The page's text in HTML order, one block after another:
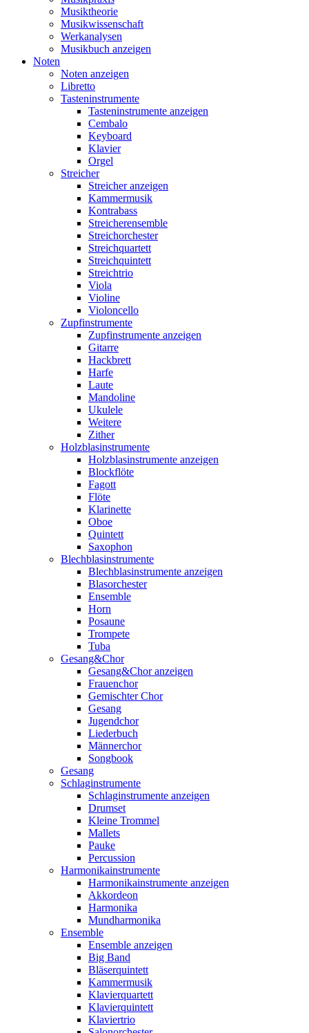
Musiktheorie
Musikwissenschaft
Werkanalysen
Musikbuch anzeigen
Noten
Noten anzeigen
Libretto
Tasteninstrumente
Tasteninstrumente anzeigen
Cembalo
Keyboard
Klavier
Orgel
Streicher
Streicher anzeigen
Kammermusik
Kontrabass
Streicherensemble
Streichorchester
Streichquartett
Streichquintett
Streichtrio
Viola
Violine
Violoncello
Zupfinstrumente
Zupfinstrumente anzeigen
Gitarre
Hackbrett
Harfe
Laute
Mandoline
Ukulele
Weitere
Zither
Holzblasinstrumente
Holzblasinstrumente anzeigen
Blockflöte
Fagott
Flöte
Klarinette
Oboe
Quintett
Saxophon
Blechblasinstrumente
Blechblasinstrumente anzeigen
Blasorchester
Ensemble
Horn
Posaune
Trompete
Tuba
Gesang&Chor
Gesang&Chor anzeigen
Frauenchor
Gemischter Chor
Gesang
Jugendchor
Liederbuch
Männerchor
Songbook
Gesang
Schlaginstrumente
Schlaginstrumente anzeigen
Drumset
Kleine Trommel
Mallets
Pauke
Percussion
Harmonikainstrumente
Harmonikainstrumente anzeigen
Akkordeon
Harmonika
Mundharmonika
Ensemble
Ensemble anzeigen
Big Band
Bläserquintett
Kammermusik
Klavierquartett
Klavierquintett
Klaviertrio